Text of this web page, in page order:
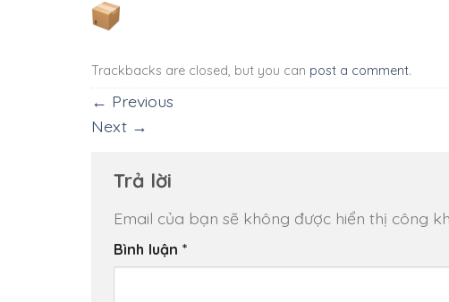
Trackbacks are closed, but you can post a comment.
← Previous
Next →
Trả lời
Email của bạn sẽ không được hiển thị công
Bình luận *